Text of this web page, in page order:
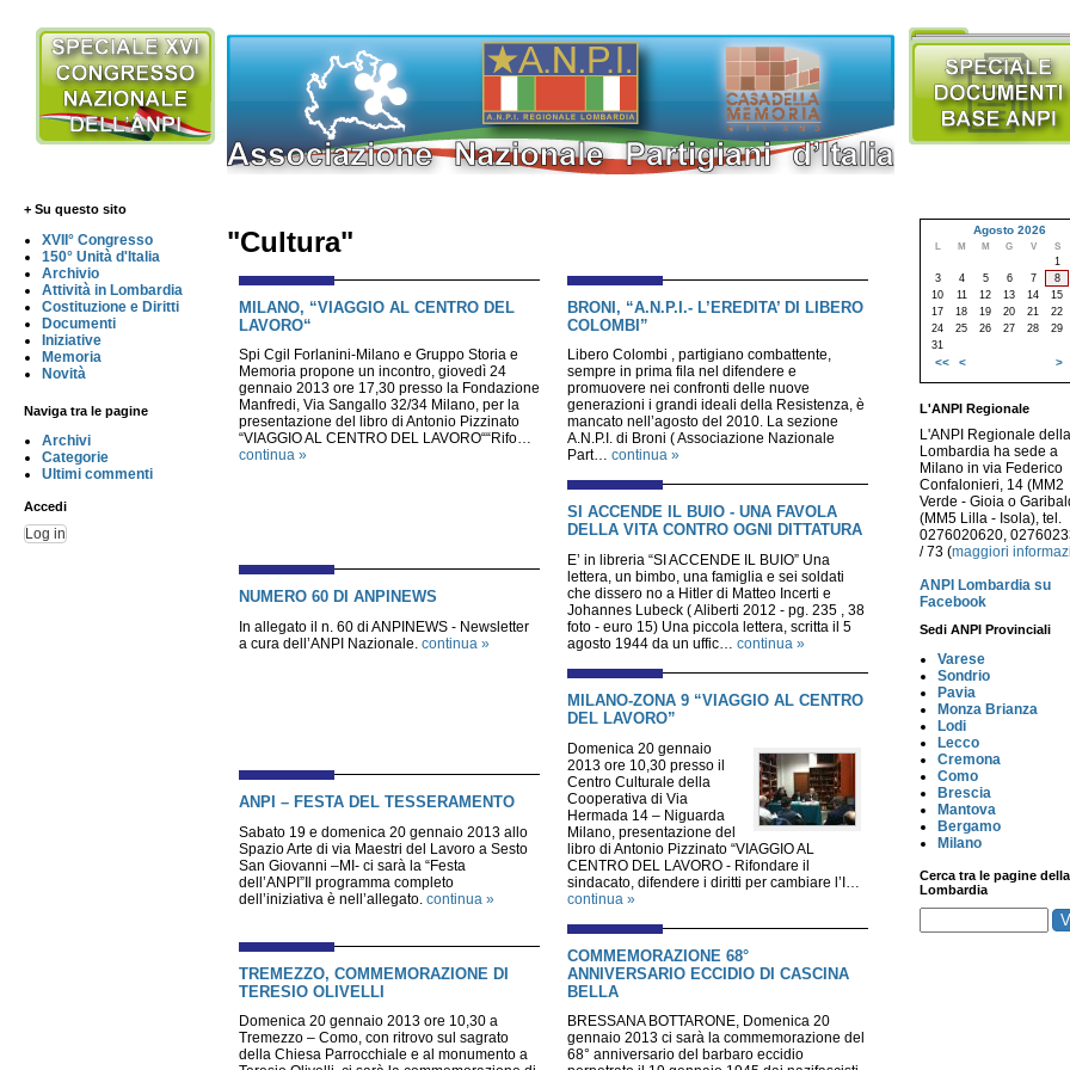
+ Su questo sito
XVII° Congresso
150° Unità d'Italia
Archivio
Attività in Lombardia
Costituzione e Diritti
Documenti
Iniziative
Memoria
Novità
Naviga tra le pagine
Archivi
Categorie
Ultimi commenti
Accedi
Log in
"Cultura"
MILANO, “VIAGGIO AL CENTRO DEL
LAVORO“
Spi Cgil Forlanini-Milano e Gruppo Storia e
Memoria propone un incontro, giovedì 24
gennaio 2013 ore 17,30 presso la Fondazione
Manfredi, Via Sangallo 32/34 Milano, per la
presentazione del libro di Antonio Pizzinato
“VIAGGIO AL CENTRO DEL LAVORO““Rifo…
continua »
BRONI, “A.N.P.I.- L’EREDITA’ DI LIBERO
COLOMBI”
Libero Colombi , partigiano combattente,
sempre in prima fila nel difendere e
promuovere nei confronti delle nuove
generazioni i grandi ideali della Resistenza, è
mancato nell’agosto del 2010. La sezione
A.N.P.I. di Broni ( Associazione Nazionale
Part… continua »
NUMERO 60 DI ANPINEWS
In allegato il n. 60 di ANPINEWS - Newsletter
a cura dell’ANPI Nazionale. continua »
SI ACCENDE IL BUIO - UNA FAVOLA
DELLA VITA CONTRO OGNI DITTATURA
E’ in libreria “SI ACCENDE IL BUIO” Una
lettera, un bimbo, una famiglia e sei soldati
che dissero no a Hitler di Matteo Incerti e
Johannes Lubeck ( Aliberti 2012 - pg. 235 , 38
foto - euro 15) Una piccola lettera, scritta il 5
agosto 1944 da un uffic… continua »
ANPI – FESTA DEL TESSERAMENTO
Sabato 19 e domenica 20 gennaio 2013 allo
Spazio Arte di via Maestri del Lavoro a Sesto
San Giovanni –MI- ci sarà la “Festa
dell’ANPI”Il programma completo
dell’iniziativa è nell’allegato. continua »
MILANO-ZONA 9 “VIAGGIO AL CENTRO
DEL LAVORO”
Domenica 20 gennaio
2013 ore 10,30 presso il
Centro Culturale della
Cooperativa di Via
Hermada 14 – Niguarda
Milano, presentazione del
libro di Antonio Pizzinato “VIAGGIO AL
CENTRO DEL LAVORO - Rifondare il
sindacato, difendere i diritti per cambiare l’I…
continua »
TREMEZZO, COMMEMORAZIONE DI
TERESIO OLIVELLI
Domenica 20 gennaio 2013 ore 10,30 a
Tremezzo – Como, con ritrovo sul sagrato
della Chiesa Parrocchiale e al monumento a
COMMEMORAZIONE 68°
ANNIVERSARIO ECCIDIO DI CASCINA
BELLA
BRESSANA BOTTARONE, Domenica 20
gennaio 2013 ci sarà la commemorazione del
68° anniversario del barbaro eccidio
Agosto 2026
L M M G V S
1
3
4 5 6 7 8
10
11 12 13 14 15
17
18 19 20 21 22
24
25 26 27 28 29
31
<< < >
L'ANPI Regionale
L'ANPI Regionale della
Lombardia ha sede a
Milano in via Federico
Confalonieri, 14 (MM2
Verde - Gioia o
(MM5 Lilla - Isola), tel.
0276020620,
/ 73 (maggiori
ANPI Lombardia su
Facebook
Sedi ANPI Provinciali
Varese
Sondrio
Pavia
Monza Brianza
Lodi
Lecco
Cremona
Como
Brescia
Mantova
Bergamo
Milano
Cerca tra le pagine della
Lombardia